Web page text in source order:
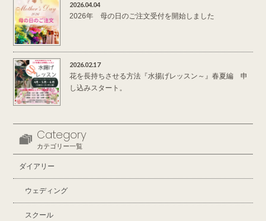
2026.04.04
2026年 母の日のご注文受付を開始しました
2026.02.17
花を長持ちさせる方法『水揚げレッスン～』春夏編 申
し込みスタート。
Category
カテゴリー一覧
ダイアリー
ウェディング
スクール